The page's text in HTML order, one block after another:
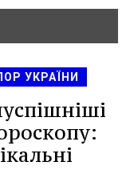
УКРАЇНИ